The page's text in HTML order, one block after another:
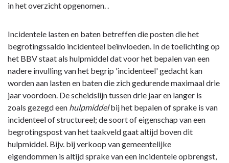
in het overzicht opgenomen. .
Incidentele lasten en baten betreffen die posten die het
begrotingssaldo incidenteel beïnvloeden. In de toelichting op
het BBV staat als hulpmiddel dat voor het bepalen van een
nadere invulling van het begrip 'incidenteel' gedacht kan
worden aan lasten en baten die zich gedurende maximaal drie
jaar voordoen. De scheidslijn tussen drie jaar en langer is
zoals gezegd een hulpmiddelbij het bepalen of sprake is van
incidenteel of structureel; de soort of eigenschap van een
begrotingspost van het taakveld gaat altijd boven dit
hulpmiddel. Bijv. bij verkoop van gemeentelijke
eigendommen is altijd sprake van een incidentele opbrengst,